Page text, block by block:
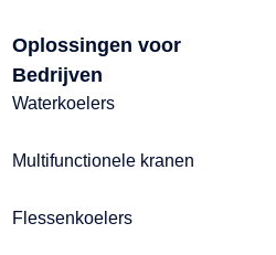
Oplossingen voor
Bedrijven
Waterkoelers
Multifunctionele kranen
Flessenkoelers